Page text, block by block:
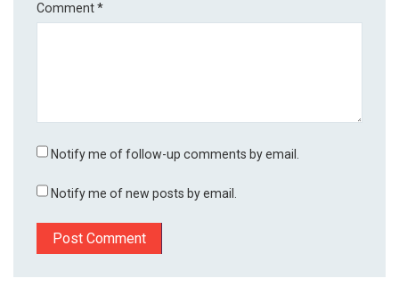
Comment*
Notify me of follow-up comments by email.
Notify me of new posts by email.